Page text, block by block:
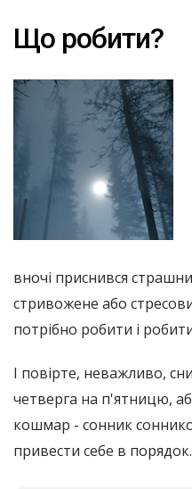
Що робити?
вночі приснився
стривожене або
потрібно робити і
І повірте, неважливо,
четверга на п'ятницю,
кошмар - сонник
привести себе в порядок.